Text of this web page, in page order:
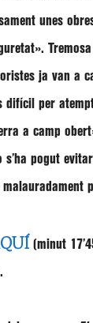
unes
. Tremosa
ja van a
difícil per
a camp
s’ha pogut
(minut